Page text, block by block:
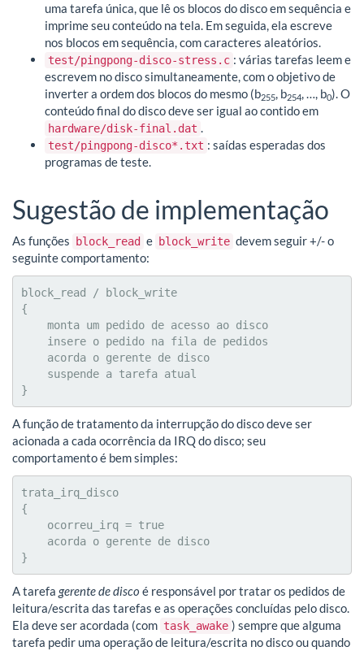
uma tarefa única, que lê os blocos do disco em sequência e
imprime seu conteúdo na tela. Em seguida, ela escreve
nos blocos em sequência, com caracteres aleatórios.
test/pingpong-disco-stress.c : várias tarefas leem e
escrevem no disco simultaneamente, com o objetivo de
inverter a ordem dos blocos do mesmo (b255, b254, …, b0). O
conteúdo final do disco deve ser igual ao contido em
hardware/disk-final.dat .
test/pingpong-disco*.txt : saídas esperadas dos
programas de teste.
Sugestão de implementação
As funções block_read e block_write devem seguir +/- o
seguinte comportamento:
block_read / block_write
{
}
A função de tratamento da interrupção do disco deve ser
acionada a cada ocorrência da IRQ do disco; seu
comportamento é bem simples:
trata_irq_disco
{
}
A tarefa gerente de disco é responsável por tratar os pedidos de
leitura/escrita das tarefas e as operações concluídas pelo disco.
Ela deve ser acordada (com task_awake ) sempre que alguma
tarefa pedir uma operação de leitura/escrita no disco ou quando